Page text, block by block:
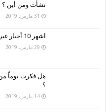
نشأت ومن أين ؟
31 مارس، 2019
اشهر 10 أخبار غير صحيحه تم تداولها في 2018 !
29 مارس، 2019
هل فكرت يوماً
؟
14 مارس، 2019